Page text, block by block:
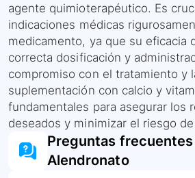
agente quimioterapéutico. Es
indicaciones médicas
medicamento, ya que su eficacia
correcta dosificación y
compromiso con el tratamiento y
suplementación con calcio y
fundamentales para asegurar los
deseados y minimizar el riesgo
Preguntas
Alendronato